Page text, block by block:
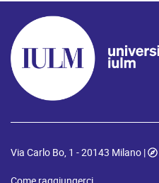
Via Carlo Bo, 1 - 20143 Milano |